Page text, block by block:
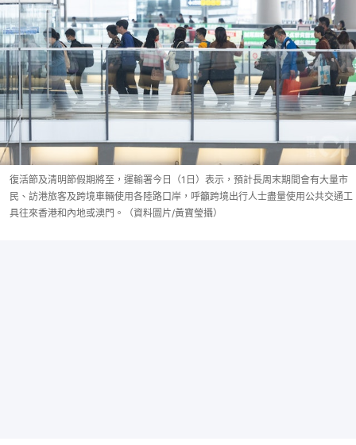
復活節及清明節假期將至，運輸署今日（1日）表示，預計長周末期間會有大量市
民、訪港旅客及跨境車輛使用各陸路口岸，呼籲跨境出行人士盡量使用公共交通工
具往來香港和內地或澳門。（資料圖片/黃寶瑩攝）